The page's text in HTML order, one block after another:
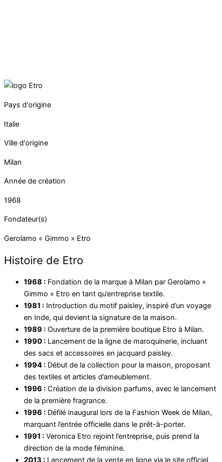
Pays d'origine
Italie
Ville d'origine
Milan
Année de création
1968
Fondateur(s)
Gerolamo « Gimmo » Etro
Histoire de Etro
1968 : Fondation de la marque à Milan par Gerolamo «
Gimmo » Etro en tant qu’entreprise textile.
1981 : Introduction du motif paisley, inspiré d’un voyage
en Inde, qui devient la signature de la maison.
1989 : Ouverture de la première boutique Etro à Milan.
1990 : Lancement de la ligne de maroquinerie, incluant
des sacs et accessoires en jacquard paisley.
1994 : Début de la collection pour la maison, proposant
des textiles et articles d’ameublement.
1996 : Création de la division parfums, avec le lancement
de la première fragrance.
1996 : Défilé inaugural lors de la Fashion Week de Milan,
marquant l’entrée officielle dans le prêt-à-porter.
1991 : Veronica Etro rejoint l’entreprise, puis prend la
direction de la mode féminine.
2013 : Lancement de la vente en ligne via le site officiel